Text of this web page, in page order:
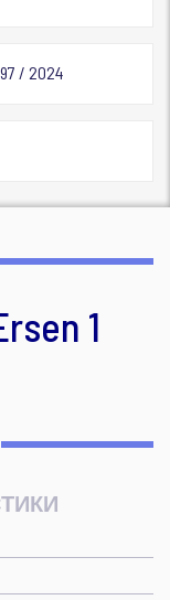
/ 2024
1